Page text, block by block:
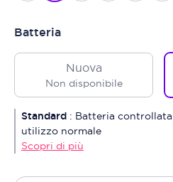
Batteria
Nuova
Non disponibile
Standard : Batteria
utilizzo normale
Scopri di più